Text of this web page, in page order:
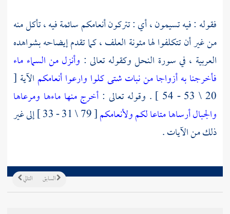
فقوله : فيه تسيمون ، أي : تتركون أنعامكم سائمة فيه ، تأكل منه
من غير أن تتكلفوا لها مئونة العلف ، كما تقدم إيضاحه بشواهده
العربية ، في سورة النحل وكقوله تعالى : وأنزل من السماء ماء
فأخرجنا به أزواجا من نبات شتى كلوا وارعوا أنعامكم الآية [
20 \ 53 - 54 ] . وقوله تعالى :
أخرج منها ماءها ومرعاها
والجبال أرساها متاعا لكم ولأنعامكم
[ 79 \ 31 - 33 ] إلى غير
ذلك من الآيات .
التالي السابق